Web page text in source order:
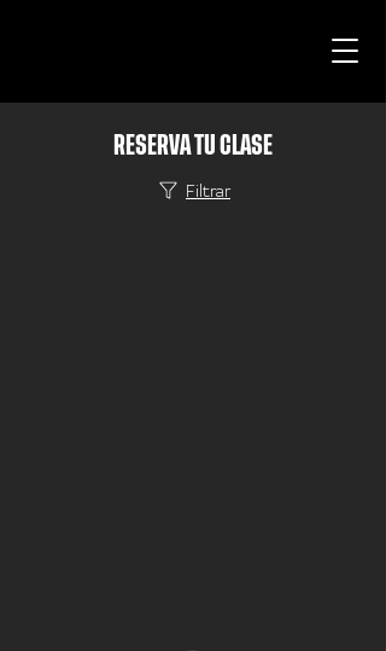
RESERVA TU CLASE
Filtrar